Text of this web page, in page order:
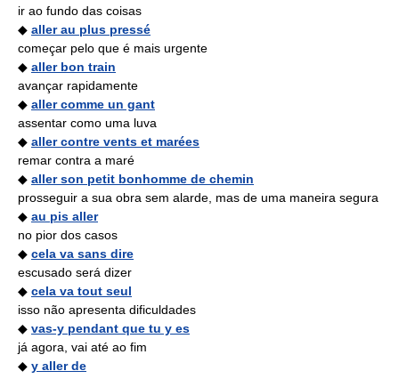
ir ao fundo das coisas
◆ aller au plus pressé
começar pelo que é mais urgente
◆ aller bon train
avançar rapidamente
◆ aller comme un gant
assentar como uma luva
◆ aller contre vents et marées
remar contra a maré
◆ aller son petit bonhomme de chemin
prosseguir a sua obra sem alarde, mas de uma maneira segura
◆ au pis aller
no pior dos casos
◆ cela va sans dire
escusado será dizer
◆ cela va tout seul
isso não apresenta dificuldades
◆ vas-y pendant que tu y es
já agora, vai até ao fim
◆ y aller de